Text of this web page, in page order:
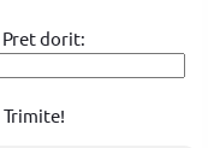
Pret dorit:
Trimite!